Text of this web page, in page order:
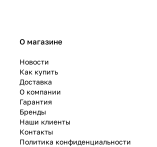
О магазине
Новости
Как купить
Доставка
О компании
Гарантия
Бренды
Наши клиенты
Контакты
Политика конфиденциальности